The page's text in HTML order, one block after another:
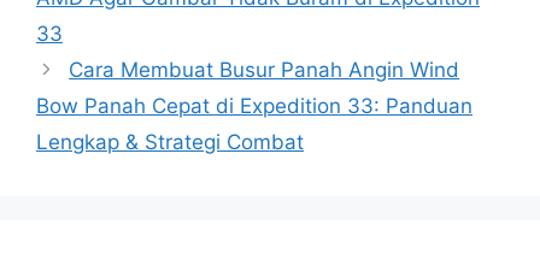
33
Cara Membuat Busur Panah Angin Wind
Bow Panah Cepat di Expedition 33: Panduan
Lengkap & Strategi Combat